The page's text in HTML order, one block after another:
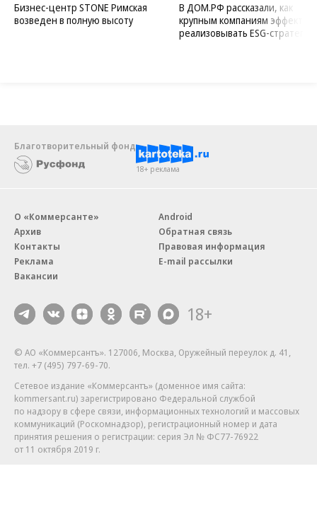
Бизнес-центр STONE Римская
возведен в полную высоту
В ДОМ.РФ рассказали, как
крупным компаниям
реализовывать ESG-стратегию
Благотворительный фонд
18+ реклама
О «Коммерсанте»
Архив
Контакты
Реклама
Вакансии
Android
Обратная связь
Правовая информация
E-mail рассылки
18+
© АО «Коммерсантъ». 127006, Москва, Оружейный переулок д. 41,
тел. +7 (495) 797-69-70.
Сетевое издание «Коммерсантъ» (доменное имя сайта:
kommersant.ru) зарегистрировано Федеральной службой
по надзору в сфере связи, информационных технологий и массовых
коммуникаций (Роскомнадзор), регистрационный номер и дата
принятия решения о регистрации: серия Эл № ФС77-76922
от 11 октября 2019 г.